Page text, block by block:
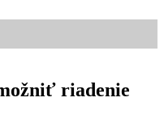
riadenie